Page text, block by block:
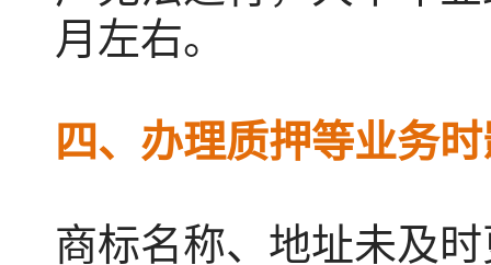
月左右。
四、办理质押等业务
商标名称、地址未及